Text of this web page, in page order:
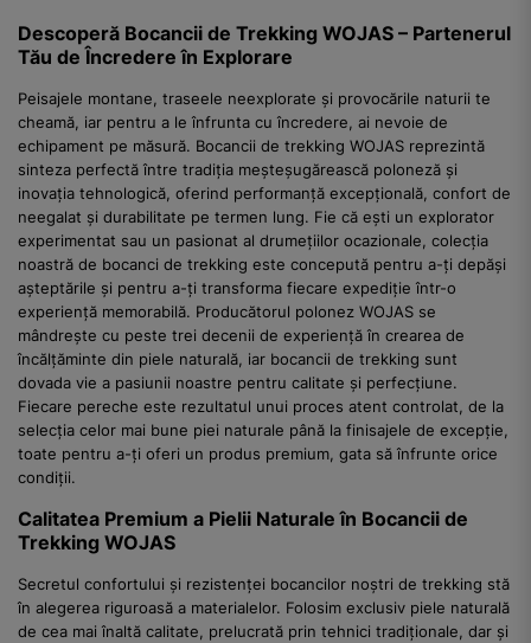
Descoperă Bocancii de Trekking WOJAS – Partenerul
Tău de Încredere în Explorare
Peisajele montane, traseele neexplorate și provocările naturii te
cheamă, iar pentru a le înfrunta cu încredere, ai nevoie de
echipament pe măsură. Bocancii de trekking WOJAS reprezintă
sinteza perfectă între tradiția meșteșugărească poloneză și
inovația tehnologică, oferind performanță excepțională, confort de
neegalat și durabilitate pe termen lung. Fie că ești un explorator
experimentat sau un pasionat al drumețiilor ocazionale, colecția
noastră de bocanci de trekking este concepută pentru a-ți depăși
așteptările și pentru a-ți transforma fiecare expediție într-o
experiență memorabilă. Producătorul polonez WOJAS se
mândrește cu peste trei decenii de experiență în crearea de
încălțăminte din piele naturală, iar bocancii de trekking sunt
dovada vie a pasiunii noastre pentru calitate și perfecțiune.
Fiecare pereche este rezultatul unui proces atent controlat, de la
selecția celor mai bune piei naturale până la finisajele de excepție,
toate pentru a-ți oferi un produs premium, gata să înfrunte orice
condiții.
Calitatea Premium a Pielii Naturale în Bocancii de
Trekking WOJAS
Secretul confortului și rezistenței bocancilor noștri de trekking stă
în alegerea riguroasă a materialelor. Folosim exclusiv piele naturală
de cea mai înaltă calitate, prelucrată prin tehnici tradiționale, dar și